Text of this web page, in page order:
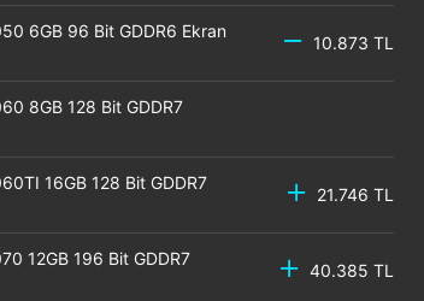
6GB 96 Bit GDDR6 Ekran
10.873 TL
8GB 128 Bit GDDR7
16GB 128 Bit GDDR7
21.746 TL
12GB 196 Bit GDDR7
40.385 TL